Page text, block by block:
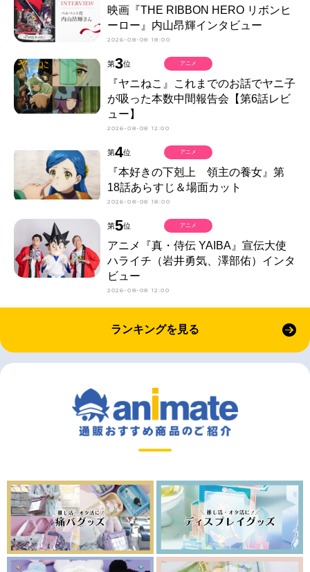
映画『THE RIBBON HERO リボンヒ
ーロー』内山昂輝インタビュー
2026-08-08 18:00
第3位
『ヤニねこ』これまでのお話でヤニ子
が吸った本数中間報告会【第6話レビ
ュー】
2026-08-08 12:00
アニメ
第4位
『本好きの下剋上 領主の養女』第
18話あらすじ＆場面カット
2026-08-08 18:00
アニメ
第5位
アニメ『真・侍伝 YAIBA』宣伝大使
ハライチ（岩井勇気、澤部佑）インタ
ビュー
2026-08-08 12:00
アニメ
ランキングを見る